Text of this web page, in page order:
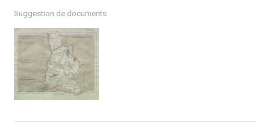
Suggestion de documents